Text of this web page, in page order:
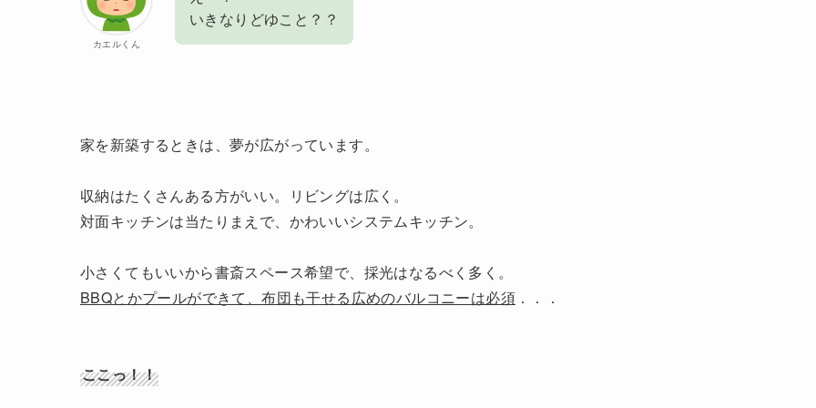
カエルくん
いきなりどゆこと？？
家を新築するときは、夢が広がっています。
収納はたくさんある方がいい。リビングは広く。
対面キッチンは当たりまえで、かわいいシステムキッチン。
小さくてもいいから書斎スペース希望で、採光はなるべく多く。
BBQとかプールができて、布団も干せる広めのバルコニーは必須 ．．．
ここっ！！